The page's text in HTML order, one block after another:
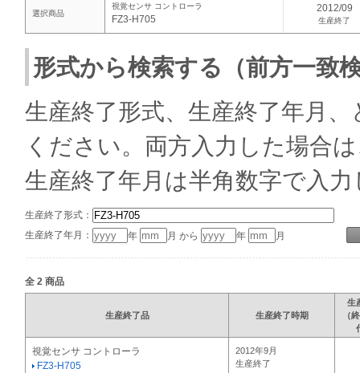
選択商品
視覚センサ コントローラ
FZ3-H705
2012/09
生産終了
形式から検索する（前方一致
生産終了形式、生産終了年月
ください。両方入力した場合
生産終了年月は半角数字で入
生産終了形式：
生産終了年月：
年 月 から 年 月
全 2 商品
生産終了品 生産終了時期
生
（
視覚センサ コントローラ
FZ3-H705
2012年9月
生産終了